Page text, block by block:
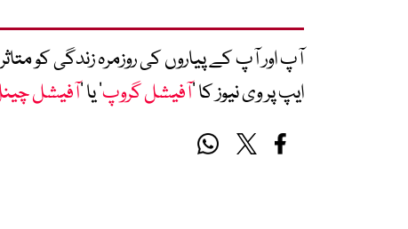
آپ اور آپ کے پیاروں کی روزمرہ زندگی کو
ایپ پر وی نیوز کا ’آفیشل گروپ‘ یا ’آفیشل